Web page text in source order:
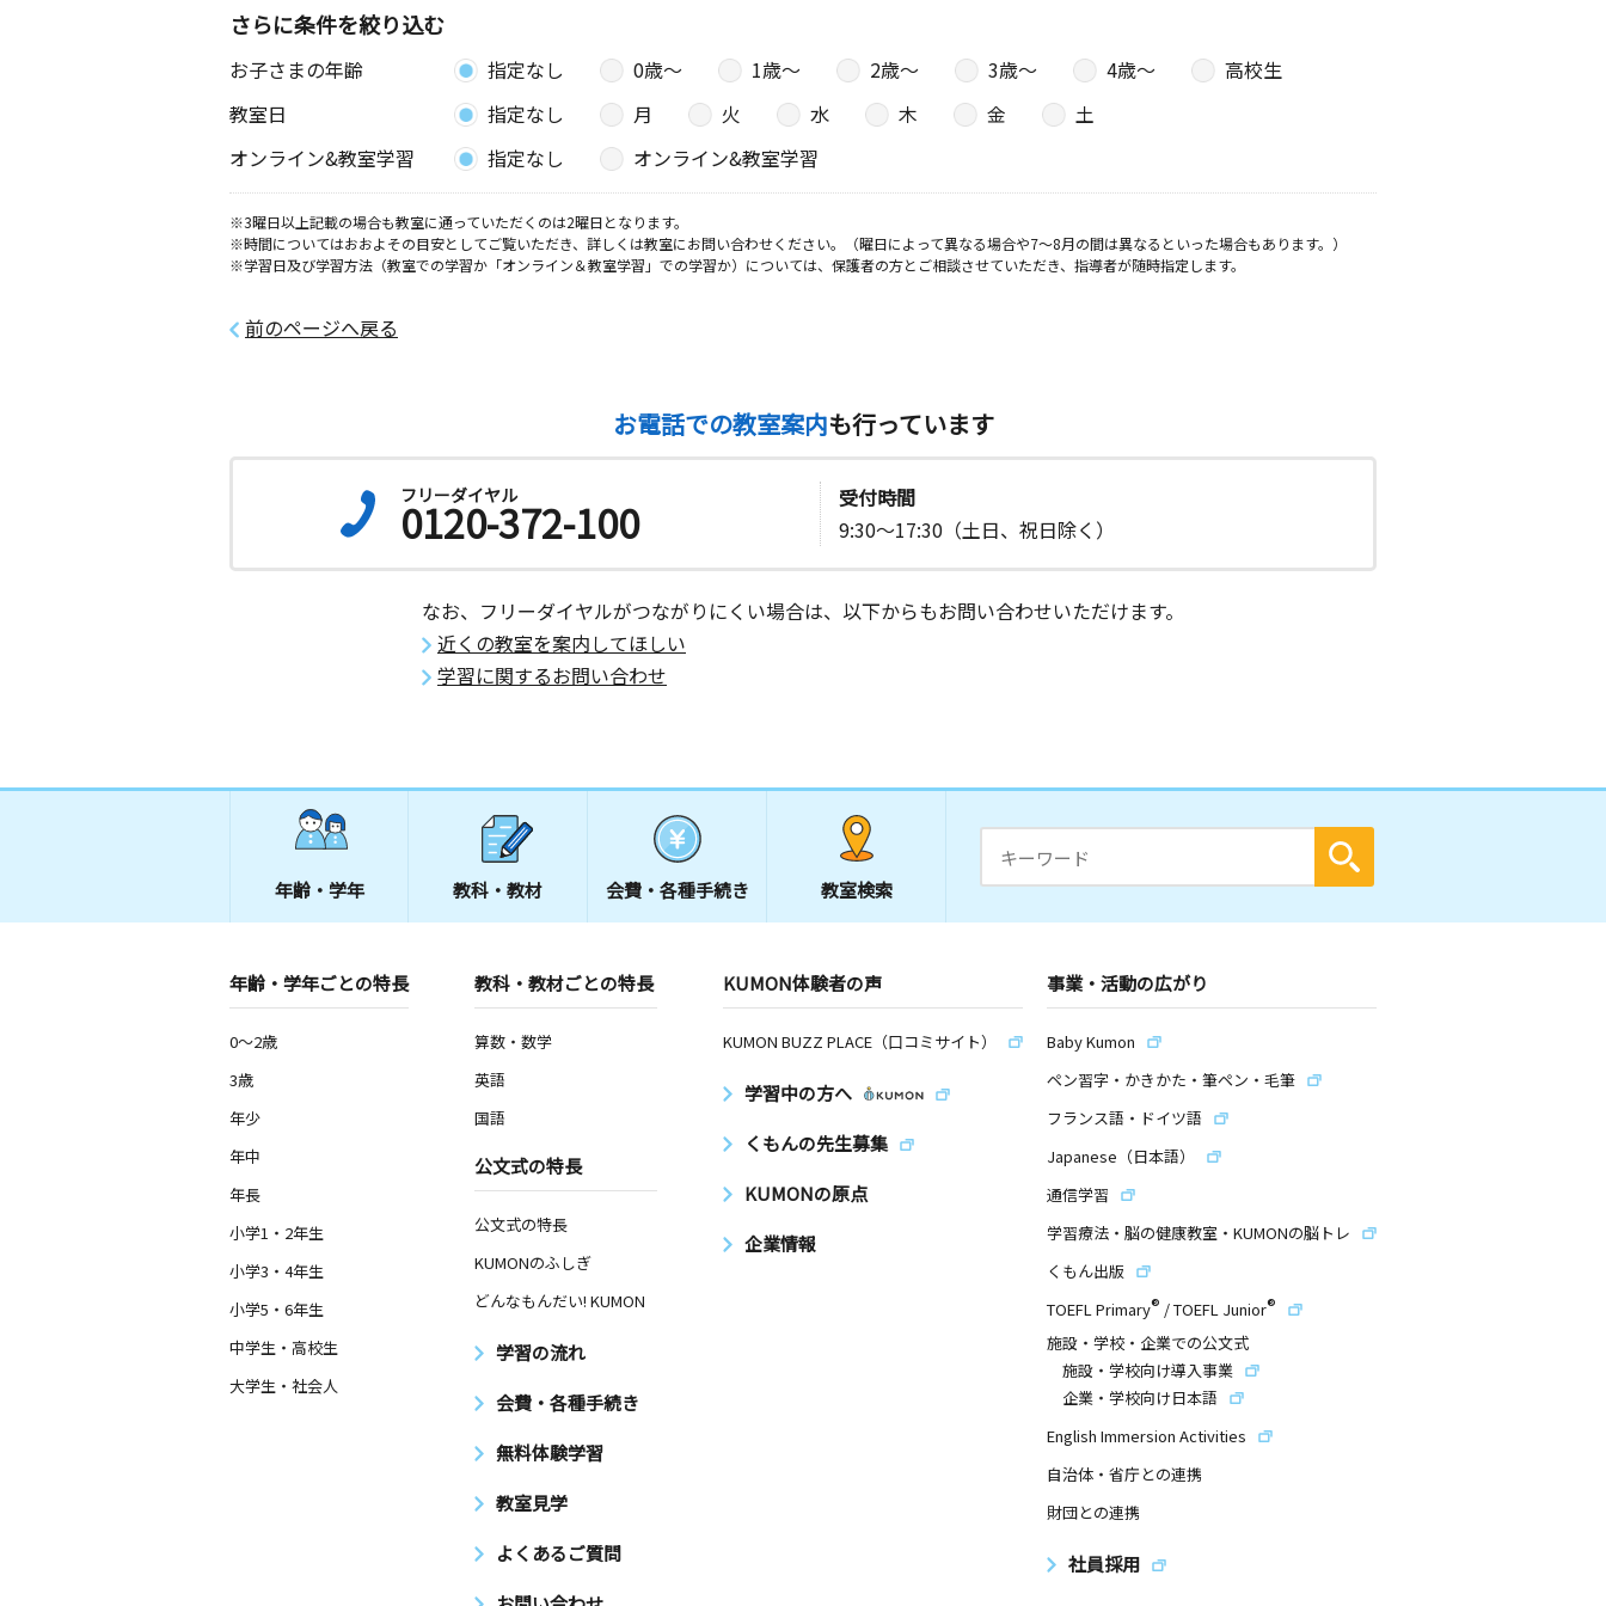
さらに条件を絞り込む
お子さまの年齢 指定なし 0歳〜 1歳〜 2歳〜 3歳〜 4歳〜
高校生
教室日
指定なし 月 火 水 木 金
土
オンライン&教室学習
指定なし オンライン&教室学習
※3曜日以上記載の場合も教室に通っていただくのは2曜日となります。
※時間についてはおおよその目安としてご覧いただき、詳しくは教室にお問い合わせください。（曜日によって異なる場合や7～8月の間は異なるといった場合もあります。）
※学習日及び学習方法（教室での学習か「オンライン＆教室学習」での学習か）については、保護者の方とご相談させていただき、指導者が随時指定します。
前のページへ戻る
お電話での教室案内も行っています
フリーダイヤル
0120-372-100
受付時間
9:30～17:30（土日、祝日除く）
なお、フリーダイヤルがつながりにくい場合は、以下からもお問い合わせいただけます。
近くの教室を案内してほしい
学習に関するお問い合わせ
年齢・学年 教科・教材 会費・ 各種手続き 教室検索
年齢・学年ごとの特長
0～2歳
3歳
年少
年中
年長
小学1・2年生
小学3・4年生
小学5・6年生
中学生・高校生
大学生・社会人
教科・教材ごとの特長
算数・数学
英語
国語
公文式の特長
公文式の特長
KUMONのふしぎ
どんなもんだい! KUMON
学習の流れ
会費・各種手続き
無料体験学習
教室見学
よくあるご質問
KUMON体験者の声
KUMON BUZZ PLACE（口コミサイト）
学習中の方へ
くもんの先生募集
KUMONの原点
企業情報
事業・活動の広がり
Baby Kumon
ペン習字・かきかた・筆ペン・毛筆
フランス語・ドイツ語
Japanese（日本語）
通信学習
学習療法・脳の健康教室・KUMONの脳トレ
くもん出版
TOEFL Primary® /TOEFL Junior®
施設・学校・企業での公文式
施設・学校向け導入事業
企業・学校向け日本語
English Immersion Activities
自治体・省庁との連携
財団との連携
社員採用